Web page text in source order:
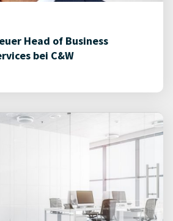
Head of Business
bei C&W